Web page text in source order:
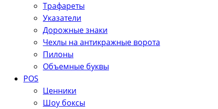
Трафареты
Указатели
Дорожные знаки
Чехлы на антикражные ворота
Пилоны
Объемные буквы
POS
Ценники
Шоу боксы